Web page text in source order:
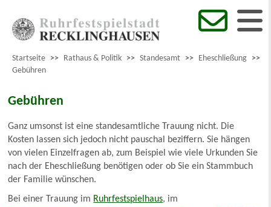
Startseite >> Rathaus & Politik >> Standesamt >> Eheschließung >>
Gebühren
Gebühren
Ganz umsonst ist eine standesamtliche Trauung nicht. Die
Kosten lassen sich jedoch nicht pauschal beziffern. Sie hängen
von vielen Einzelfragen ab, zum Beispiel wie viele Urkunden Sie
nach der Eheschließung benötigen oder ob Sie ein Stammbuch
der Familie wünschen.
Bei einer Trauung im Ruhrfestspielhaus, im